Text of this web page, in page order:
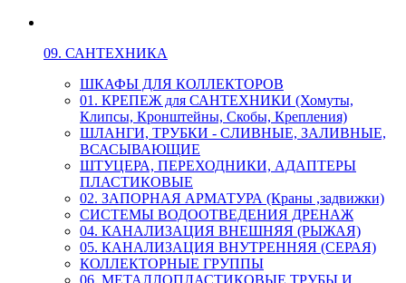
09. САНТЕХНИКА
ШКАФЫ ДЛЯ КОЛЛЕКТОРОВ
01. КРЕПЕЖ для САНТЕХНИКИ (Хомуты,
Клипсы, Кронштейны, Скобы, Крепления)
ШЛАНГИ, ТРУБКИ - СЛИВНЫЕ, ЗАЛИВНЫЕ,
ВСАСЫВАЮЩИЕ
ШТУЦЕРА, ПЕРЕХОДНИКИ, АДАПТЕРЫ
ПЛАСТИКОВЫЕ
02. ЗАПОРНАЯ АРМАТУРА (Краны ,задвижки)
СИСТЕМЫ ВОДООТВЕДЕНИЯ ДРЕНАЖ
04. КАНАЛИЗАЦИЯ ВНЕШНЯЯ (РЫЖАЯ)
05. КАНАЛИЗАЦИЯ ВНУТРЕННЯЯ (СЕРАЯ)
КОЛЛЕКТОРНЫЕ ГРУППЫ
06. МЕТАЛЛОПЛАСТИКОВЫЕ ТРУБЫ И